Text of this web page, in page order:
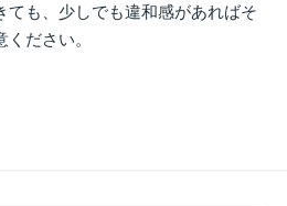
ても、少しでも違和感があればそ
ださい。